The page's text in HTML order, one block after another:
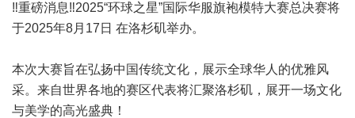
‼️重磅消息‼️2025“环球之星”国际华服旗袍模特大赛总决赛将
于2025年8月17日 在洛杉矶举办。
本次大赛旨在弘扬中国传统文化，展示全球华人的优雅风
采。来自世界各地的赛区代表将汇聚洛杉矶，展开一场文化
与美学的高光盛典！